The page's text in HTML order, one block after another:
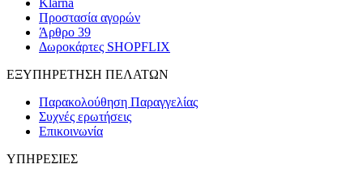
Klarna
Προστασία αγορών
Άρθρο 39
Δωροκάρτες SHOPFLIX
ΕΞΥΠΗΡΕΤΗΣΗ ΠΕΛΑΤΩΝ
Παρακολούθηση Παραγγελίας
Συχνές ερωτήσεις
Επικοινωνία
ΥΠΗΡΕΣΙΕΣ